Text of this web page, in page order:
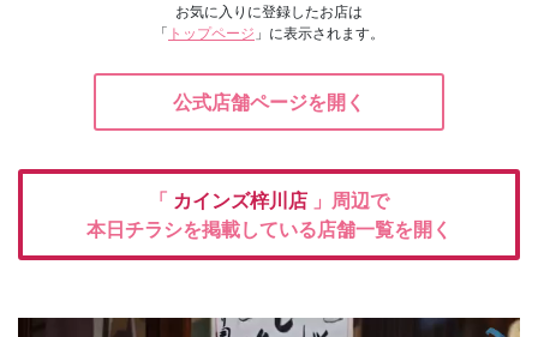
お気に入りに登録したお店は
「 トップページ 」に表示されます。
公式店舗ページを開く
「 カインズ梓川店 」周辺で
本日チラシを掲載している店舗一覧を開く